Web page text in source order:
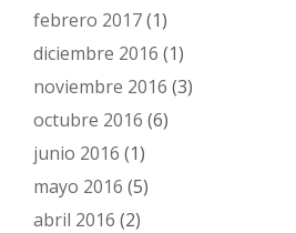
febrero 2017(1)
diciembre 2016 (1)
noviembre 2016 (3)
octubre 2016 (6)
junio 2016 (1)
mayo 2016 (5)
abril 2016 (2)